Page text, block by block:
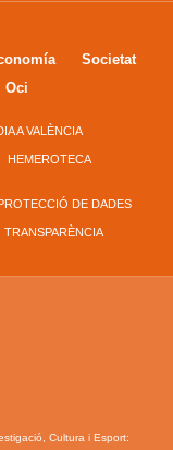
Societat
Oci
A VALÈNCIA
HEMEROTECA
PROTECCIÓ DE DADES
TRANSPARÈNCIA
Cultura i Esport: